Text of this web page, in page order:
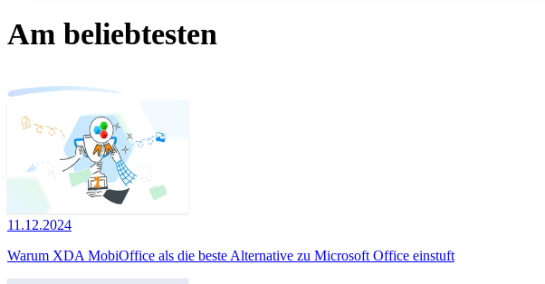
Am beliebtesten
11.12.2024
Warum XDA MobiOffice als die beste Alternative zu Microsoft Office einstuft